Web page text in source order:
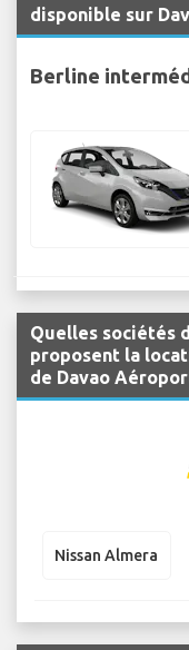
disponible sur
Berline
Quelles sociétés
proposent la
de Davao
Nissan Almera